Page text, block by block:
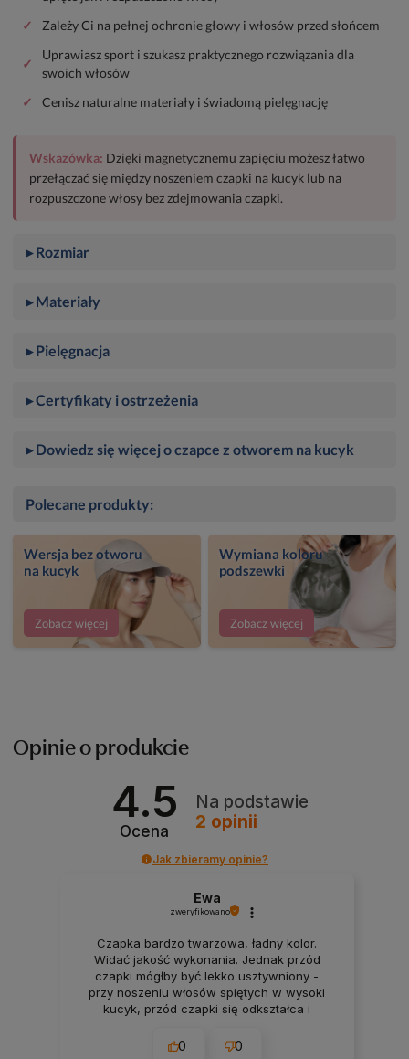
✓
Zależy Ci na pełnej ochronie głowy i włosów przed słońcem
✓
Uprawiasz sport i szukasz praktycznego rozwiązania dla
swoich włosów
✓
Cenisz naturalne materiały i świadomą pielęgnację
Wskazówka: Dzięki magnetycznemu zapięciu możesz łatwo
przełączać się między noszeniem czapki na kucyk lub na
rozpuszczone włosy bez zdejmowania czapki.
▸ Rozmiar
▸ Materiały
▸ Pielęgnacja
▸ Certyfikaty i ostrzeżenia
▸ Dowiedz się więcej o czapce z otworem na kucyk
Polecane produkty:
Wersja bez otworu
na kucyk
Zobacz więcej
Wymiana koloru
podszewki
Zobacz więcej
Opinie o produkcie
4.5
Ocena
Na podstawie
2 opinii
Jak zbieramy opinie?
Ewa
zweryfikowano
Czapka bardzo twarzowa, ładny kolor.
Widać jakość wykonania. Jednak przód
czapki mógłby być lekko usztywniony -
przy noszeniu włosów spiętych w wysoki
kucyk, przód czapki się odkształca i
0 0